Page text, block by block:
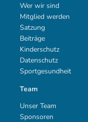
Wer wir sind
Mitglied werden
Satzung
Beiträge
Kinderschutz
Datenschutz
Sportgesundheit
Team
Unser Team
Sponsoren